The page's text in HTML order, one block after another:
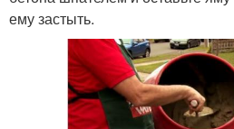
ему застыть.